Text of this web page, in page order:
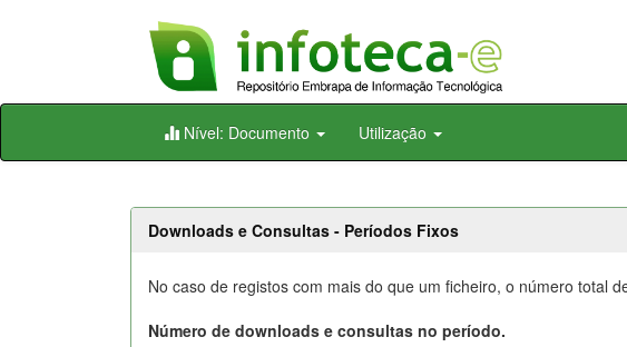
Skip
Nível: Documento Utilização
Downloads e Consultas - Períodos Fixos
No caso de registos com mais do que um ficheiro, o número total
Número de downloads e consultas no período.